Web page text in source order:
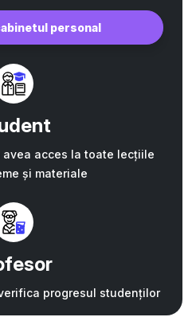
personal
acces la toate lecțiile
și materiale
progresul studenților